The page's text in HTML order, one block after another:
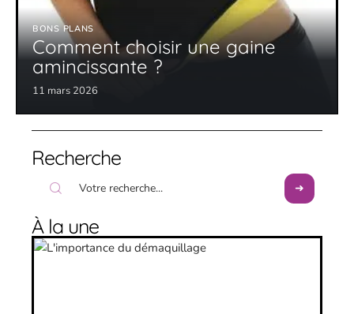
BONS PLANS
Comment choisir une gaine
amincissante ?
11 mars 2026
Recherche
À la une